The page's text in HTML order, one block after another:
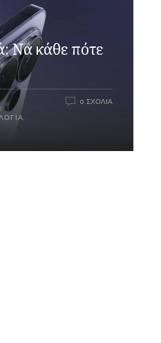
Να κάθε πότε
0 ΣΧΌΛΙΑ